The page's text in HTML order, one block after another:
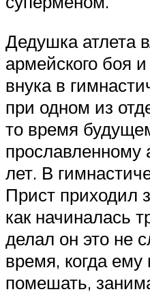
Дедушка атлета
армейского боя
внука в
при одном из
то время
прославленному
лет. В
Прист приходил
как начиналась
делал он это не
время, когда ему
помешать,